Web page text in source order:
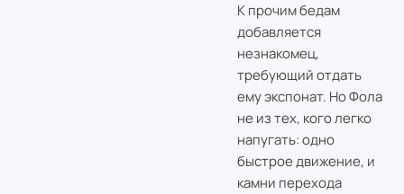
К прочим бедам
добавляется
незнакомец,
требующий отдать
ему экспонат. Но Фола
не из тех, кого легко
напугать: одно
быстрое движение, и
камни перехода